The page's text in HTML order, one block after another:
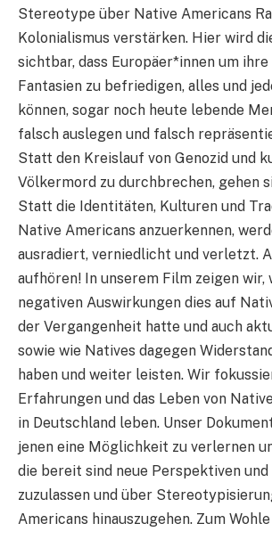
Stereotype über Native Americans
Kolonialismus verstärken. Hier wird
sichtbar, dass Europäer*innen um
Fantasien zu befriedigen, alles und
können, sogar noch heute lebende
falsch auslegen und falsch
Statt den Kreislauf von Genozid und
Völkermord zu durchbrechen, gehen
Statt die Identitäten, Kulturen und
Native Americans anzuerkennen,
ausradiert, verniedlicht und verletzt.
aufhören! In unserem Film zeigen wir,
negativen Auswirkungen dies auf
der Vergangenheit hatte und auch
sowie wie Natives dagegen
haben und weiter leisten. Wir
Erfahrungen und das Leben von
in Deutschland leben. Unser
jenen eine Möglichkeit zu verlernen
die bereit sind neue Perspektiven
zuzulassen und über
Americans hinauszugehen. Zum